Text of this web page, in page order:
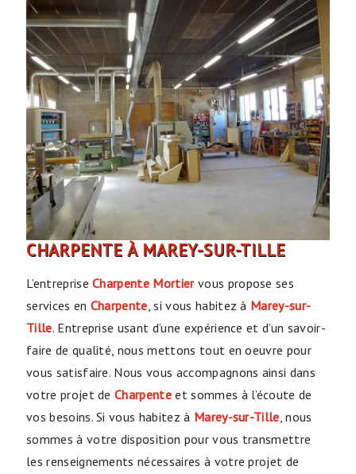
CHARPENTE À MAREY-SUR-TILLE
L’entrepriseCharpente Mortiervous propose ses
services en Charpente , si vous habitez à Marey-sur-
Tille. Entreprise usant d’une expérience et d’un savoir-
faire de qualité, nous mettons tout en oeuvre pour
vous satisfaire. Nous vous accompagnons ainsi dans
votre projet deCharpente et sommes à l’écoute de
vos besoins. Si vous habitez à Marey-sur-Tille , nous
sommes à votre disposition pour vous transmettre
les renseignements nécessaires à votre projet de